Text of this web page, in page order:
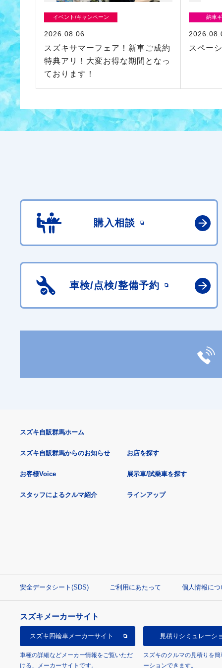
イベント/キャンペーン
2026.08.06
スズキサマーフェア！新車ご成約
特典アリ！大変お得な期間となっ
ております！
納車
スペー
購入相談
車検/点検/整備予約
スズキ自販群馬ホーム
スズキ自販群馬からのお知らせ
お客様Voice
スタッフによるクルマ紹介
お店を探す
展示車/試乗車を探す
ラインアップ
安全データシート(SDS) ご利用にあたって 個人情報につ
スズキメーカーサイト
スズキ四輪車メーカーサイト
車種の詳細などメーカー情報をご覧いただ
ける、メーカーサイトです。
見積り シミュレーシ
スズキのクルマの見積りを
ーションできます。